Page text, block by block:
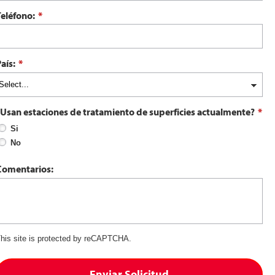
*
*
*
estaciones de tratamiento de superficies actualmente?
Si
No
site is protected by reCAPTCHA.